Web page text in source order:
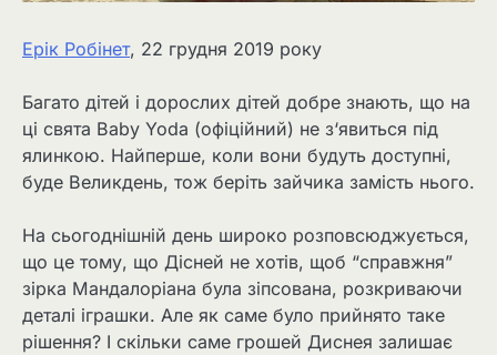
Ерік Робінет, 22 грудня 2019 року
Багато дітей і дорослих дітей добре знають, що на
ці свята Baby Yoda (офіційний) не з‘явиться під
ялинкою. Найперше, коли вони будуть доступні,
буде Великдень, тож беріть зайчика замість нього.
На сьогоднішній день широко розповсюджується,
що це тому, що Дісней не хотів, щоб “справжня”
зірка Мандалоріана була зіпсована, розкриваючи
деталі іграшки. Але як саме було прийнято таке
рішення? І скільки саме грошей Диснея залишає